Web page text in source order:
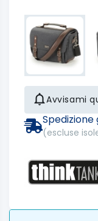
Avvisami
(escluse